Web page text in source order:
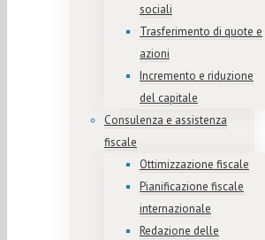
sociali
Trasferimento di quote e
azioni
Incremento e riduzione
del capitale
Consulenza e assistenza
fiscale
Ottimizzazione fiscale
Pianificazione fiscale
internazionale
Redazione delle